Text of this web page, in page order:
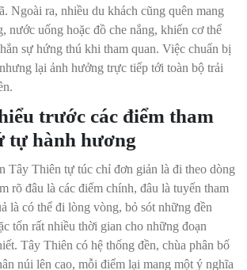
Ngoài ra, nhiều du khách cũng quên mang
nước uống hoặc đồ che nắng, khiến cơ thể
sự hứng thú khi tham quan. Việc chuẩn bị
lại ảnh hưởng trực tiếp tới toàn bộ trải
trước các điểm tham
tự hành hương
Tây Thiên tự túc chỉ đơn giản là đi theo dòng
rõ đâu là các điểm chính, đâu là tuyến tham
là có thể đi lòng vòng, bỏ sót những đền
tốn rất nhiều thời gian cho những đoạn
Tây Thiên có hệ thống đền, chùa phân bố
núi lên cao, mỗi điểm lại mang một ý nghĩa